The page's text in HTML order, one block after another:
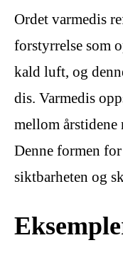
Ordet varmedis
forstyrrelse som
kald luft, og
dis. Varmedis
mellom årstidene
Denne formen
siktbarheten og